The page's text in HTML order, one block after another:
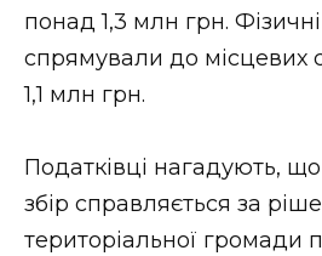
ФОТО
ВІДЕО
понад 1,3 млн грн.
спрямували до місцевих
1,1 млн грн.
Податківці нагадують,
збір справляється за
територіальної громади